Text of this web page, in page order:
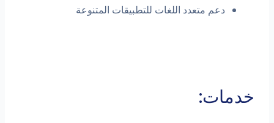
دعم متعدد اللغات للتطبيقات المتنوعة
خدمات: